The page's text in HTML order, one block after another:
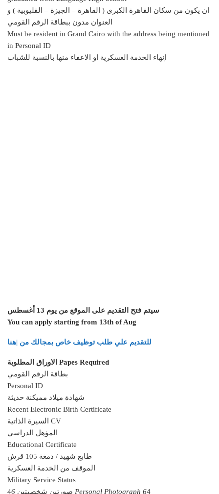
ان يكون من سكان القاهرة الكبرى ( القاهرة – الجيزة – القليوبية ) و
العنوان مدون ببطاقة الرقم القومي
Must be resident in Grand Cairo with the address being mentioned
in Personal ID
إنهاء الخدمة العسكرية او الاعفاء منها بالنسبة للشباب
سيتم فتح التقديم على الموقع من يوم 13 أغسطس
You can apply starting from 13th of Aug
للتقديم علي طلب توظيف خاص بمجالك من |هنا
الاوراق المطلوبة Papes Required
بطاقة الرقم القومي
Personal ID
شهادة ميلاد مميكنة حديثة
Recent Electronic Birth Certificate
السيرة الذاتية CV
المؤهل الدراسي
Educational Certificate
طابع شهيد / دمغة 105 قرش
الموقف من الخدمة العسكرية
Military Service Status
صورتين شخصيتين 4 6 Personal Photograph 64